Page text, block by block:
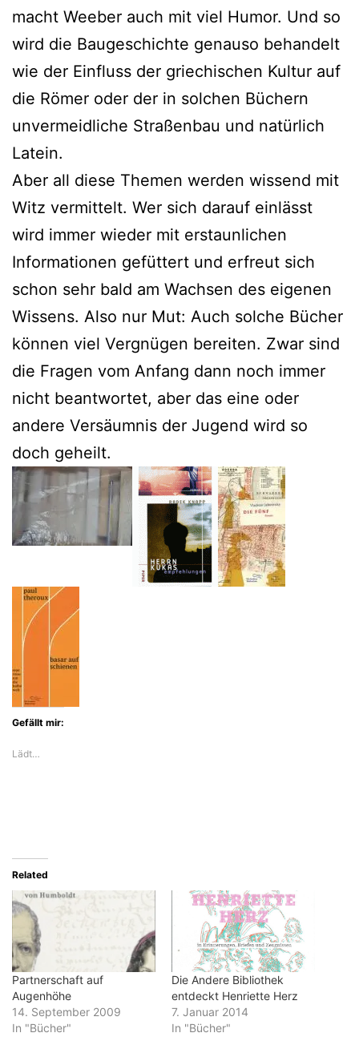
macht Weeber auch mit viel Humor. Und so
wird die Baugeschichte genauso behandelt
wie der Einfluss der griechischen Kultur auf
die Römer oder der in solchen Büchern
unvermeidliche Straßenbau und natürlich
Latein.
Aber all diese Themen werden wissend mit
Witz vermittelt. Wer sich darauf einlässt
wird immer wieder mit erstaunlichen
Informationen gefüttert und erfreut sich
schon sehr bald am Wachsen des eigenen
Wissens. Also nur Mut: Auch solche Bücher
können viel Vergnügen bereiten. Zwar sind
die Fragen vom Anfang dann noch immer
nicht beantwortet, aber das eine oder
andere Versäumnis der Jugend wird so
doch geheilt.
Gefällt mir:
Lädt…
Related
Partnerschaft auf
Augenhöhe
14. September 2009
In "Bücher"
Die Andere Bibliothek
entdeckt Henriette Herz
7. Januar 2014
In "Bücher"